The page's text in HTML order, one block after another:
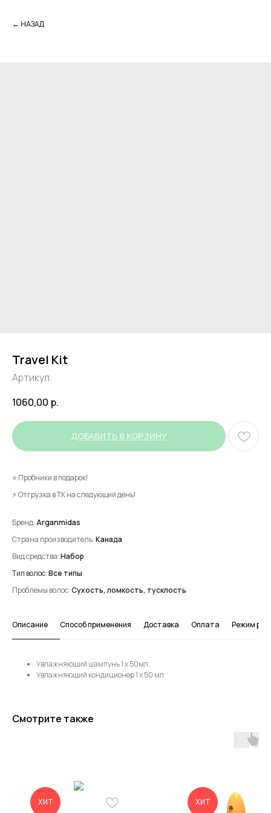
← НАЗАД
Travel Kit
Артикул:
1060,00 р.
ДОБАВИТЬ В КОРЗИНУ
⭐ Пробники в подарок!
⚡ Отгрузка в ТК на следующий день!
Бренд:Arganmidas
Страна производитель:Канада
Вид средства:Набор
Тип волос:Все типы
Проблемы волос:Сухость, ломкость, тусклость
Описание Способ применения Доставка Оплата Режим
Увлажняющий шампунь 1 х 50мл;
Увлажняющий кондиционер 1 х 50 мл
Смотрите также
ХИТ ХИТ